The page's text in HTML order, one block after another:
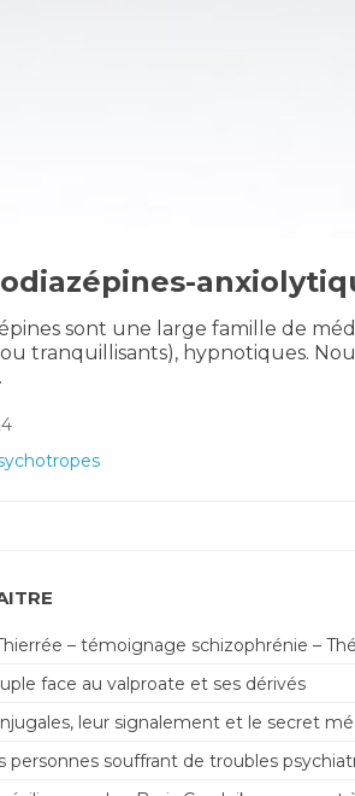
sont une large famille de
tranquillisants), hypnotiques.
– témoignage schizophrénie –
face au valproate et ses dérivés
leur signalement et le secret
personnes souffrant de troubles